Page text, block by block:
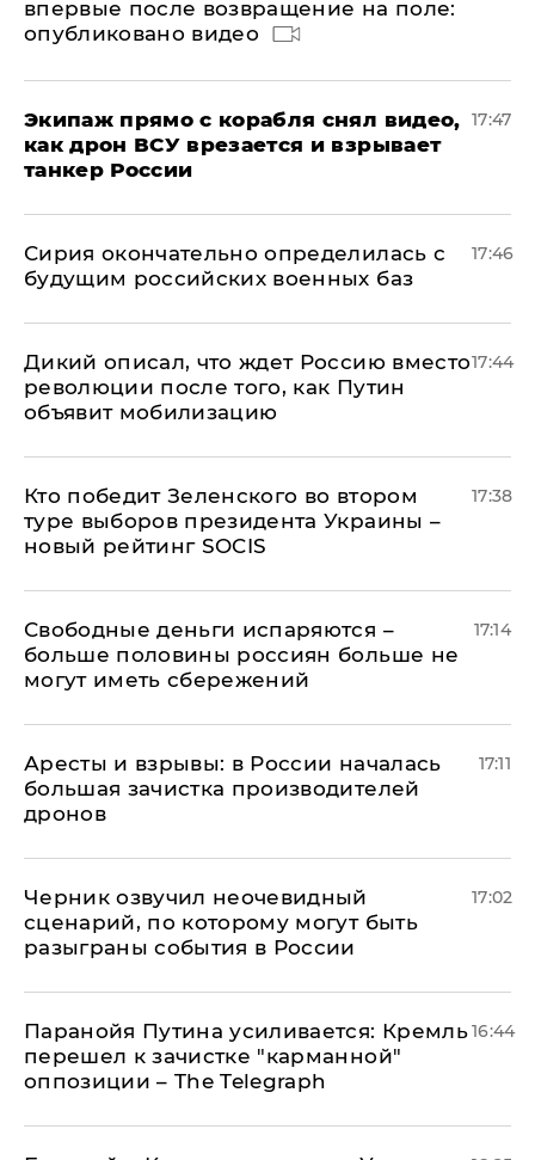
впервые после возвращение на поле:
опубликовано видео
Экипаж прямо с корабля снял видео,
как дрон ВСУ врезается и взрывает
танкер России
17:47
Сирия окончательно определилась с
будущим российских военных баз
17:46
Дикий описал, что ждет Россию вместо
революции после того, как Путин
объявит мобилизацию
17:44
Кто победит Зеленского во втором
туре выборов президента Украины –
новый рейтинг SOCIS
17:38
Свободные деньги испаряются –
больше половины россиян больше не
могут иметь сбережений
17:14
Аресты и взрывы: в России началась
большая зачистка производителей
дронов
17:11
Черник озвучил неочевидный
сценарий, по которому могут быть
разыграны события в России
17:02
Паранойя Путина усиливается: Кремль
перешел к зачистке "карманной"
оппозиции – The Telegraph
16:44